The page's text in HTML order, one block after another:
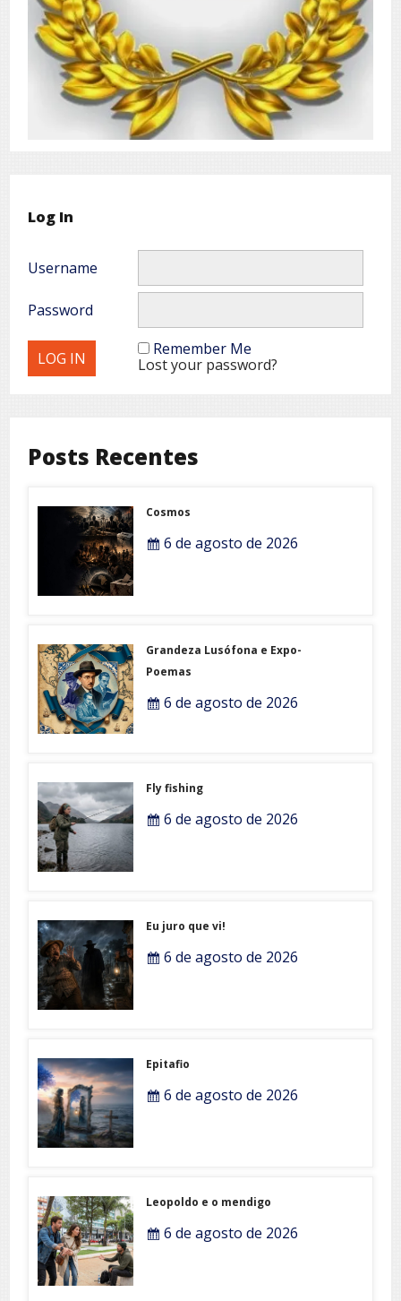
Log In
Username
Password
Remember Me
Lost your password?
Posts Recentes
Cosmos
6 de agosto de 2026
Grandeza Lusófona e Expo-
Poemas
6 de agosto de 2026
Fly fishing
6 de agosto de 2026
Eu juro que vi!
6 de agosto de 2026
Epitafio
6 de agosto de 2026
Leopoldo e o mendigo
6 de agosto de 2026